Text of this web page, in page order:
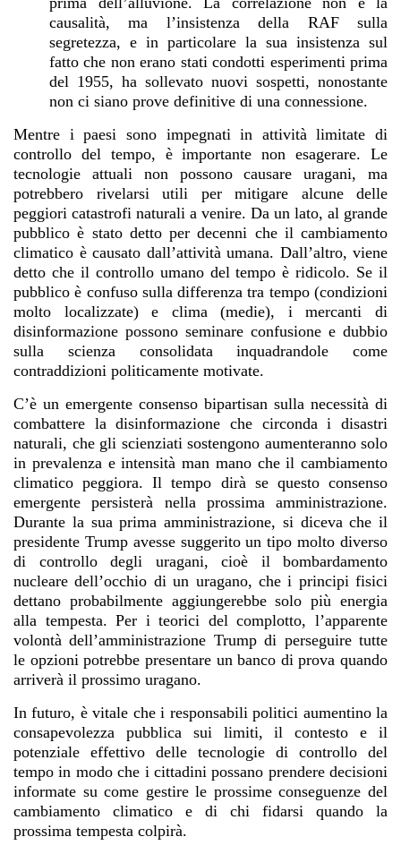
causalità, ma l’insistenza della RAF sulla
segretezza, e in particolare la sua insistenza sul
fatto che non erano stati condotti esperimenti prima
del 1955, ha sollevato nuovi sospetti, nonostante
non ci siano prove definitive di una connessione.
Mentre i paesi sono impegnati in attività limitate di
controllo del tempo, è importante non esagerare. Le
tecnologie attuali non possono causare uragani, ma
potrebbero rivelarsi utili per mitigare alcune delle
peggiori catastrofi naturali a venire. Da un lato, al grande
pubblico è stato detto per decenni che il cambiamento
climatico è causato dall’attività umana. Dall’altro, viene
detto che il controllo umano del tempo è ridicolo. Se il
pubblico è confuso sulla differenza tra tempo (condizioni
molto localizzate) e clima (medie), i mercanti di
disinformazione possono seminare confusione e dubbio
sulla scienza consolidata inquadrandole come
contraddizioni politicamente motivate.
C’è un emergente consenso bipartisan sulla necessità di
combattere la disinformazione che circonda i disastri
naturali, che gli scienziati sostengono aumenteranno solo
in prevalenza e intensità man mano che il cambiamento
climatico peggiora. Il tempo dirà se questo consenso
emergente persisterà nella prossima amministrazione.
Durante la sua prima amministrazione, si diceva che il
presidente Trump avesse suggerito un tipo molto diverso
di controllo degli uragani, cioè il bombardamento
nucleare dell’occhio di un uragano, che i principi fisici
dettano probabilmente aggiungerebbe solo più energia
alla tempesta. Per i teorici del complotto, l’apparente
volontà dell’amministrazione Trump di perseguire tutte
le opzioni potrebbe presentare un banco di prova quando
arriverà il prossimo uragano.
In futuro, è vitale che i responsabili politici aumentino la
consapevolezza pubblica sui limiti, il contesto e il
potenziale effettivo delle tecnologie di controllo del
tempo in modo che i cittadini possano prendere decisioni
informate su come gestire le prossime conseguenze del
cambiamento climatico e di chi fidarsi quando la
prossima tempesta colpirà.